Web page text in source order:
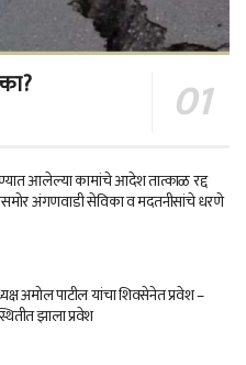
आलेल्या कामांचे आदेश तात्काळ रद्द
अंगणवाडी सेविका व मदतनीसांचे धरणे
अमोल पाटील यांचा शिवसेनेत प्रवेश –
झाला प्रवेश